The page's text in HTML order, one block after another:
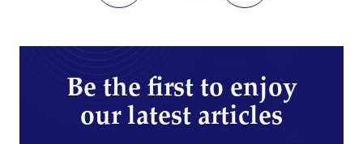
Be the first to enjoy
our latest articles